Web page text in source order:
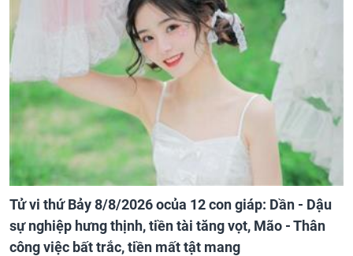
Tử vi thứ Bảy 8/8/2026 ocủa 12 con giáp: Dần - Dậu
sự nghiệp hưng thịnh, tiền tài tăng vọt, Mão - Thân
công việc bất trắc, tiền mất tật mang